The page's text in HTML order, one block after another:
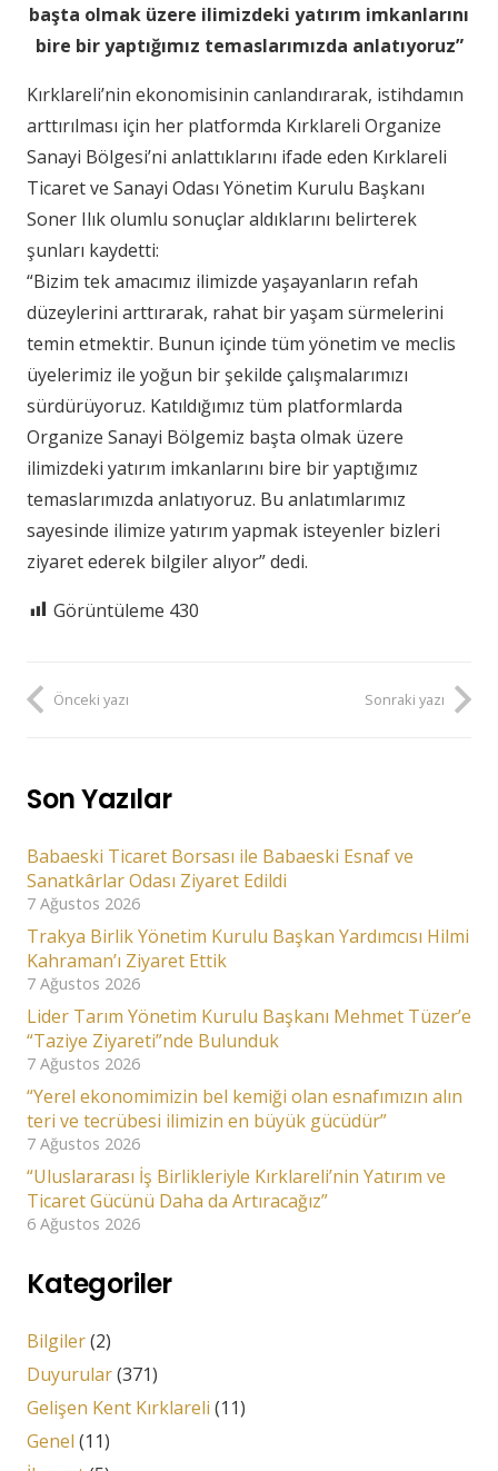
başta olmak üzere ilimizdeki yatırım imkanlarını
bire bir yaptığımız temaslarımızda anlatıyoruz”
Kırklareli’nin ekonomisinin canlandırarak, istihdamın
arttırılması için her platformda Kırklareli Organize
Sanayi Bölgesi’ni anlattıklarını ifade eden Kırklareli
Ticaret ve Sanayi Odası Yönetim Kurulu Başkanı
Soner Ilık olumlu sonuçlar aldıklarını belirterek
şunları kaydetti:
“Bizim tek amacımız ilimizde yaşayanların refah
düzeylerini arttırarak, rahat bir yaşam sürmelerini
temin etmektir. Bunun içinde tüm yönetim ve meclis
üyelerimiz ile yoğun bir şekilde çalışmalarımızı
sürdürüyoruz. Katıldığımız tüm platformlarda
Organize Sanayi Bölgemiz başta olmak üzere
ilimizdeki yatırım imkanlarını bire bir yaptığımız
temaslarımızda anlatıyoruz. Bu anlatımlarımız
sayesinde ilimize yatırım yapmak isteyenler bizleri
ziyaret ederek bilgiler alıyor” dedi.
Görüntüleme 430
Önceki yazı Sonraki yazı
Son Yazılar
Babaeski Ticaret Borsası ile Babaeski Esnaf ve
Sanatkârlar Odası Ziyaret Edildi
7 Ağustos 2026
Trakya Birlik Yönetim Kurulu Başkan Yardımcısı Hilmi
Kahraman’ı Ziyaret Ettik
7 Ağustos 2026
Lider Tarım Yönetim Kurulu Başkanı Mehmet Tüzer’e
“Taziye Ziyareti”nde Bulunduk
7 Ağustos 2026
“Yerel ekonomimizin bel kemiği olan esnafımızın alın
teri ve tecrübesi ilimizin en büyük gücüdür”
7 Ağustos 2026
“Uluslararası İş Birlikleriyle Kırklareli’nin Yatırım ve
Ticaret Gücünü Daha da Artıracağız”
6 Ağustos 2026
Kategoriler
Bilgiler(2)
Duyurular(371)
Gelişen Kent Kırklareli (11)
Genel (11)